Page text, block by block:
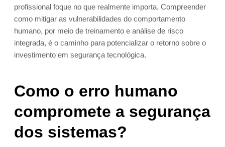
profissional foque no que realmente importa. Compreender
como mitigar as vulnerabilidades do comportamento
humano, por meio de treinamento e análise de risco
integrada, é o caminho para potencializar o retorno sobre o
investimento em segurança tecnológica.
Como o erro humano
compromete a segurança
dos sistemas?